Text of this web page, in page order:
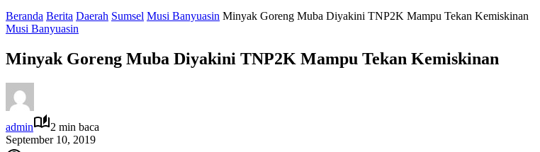
Beranda Berita Daerah Sumsel Musi Banyuasin Minyak Goreng Muba Diyakini TNP2K Mampu Tekan Kemiskinan
Musi Banyuasin
Minyak Goreng Muba Diyakini TNP2K Mampu Tekan Kemiskinan
admin
2 min baca
September 10, 2019